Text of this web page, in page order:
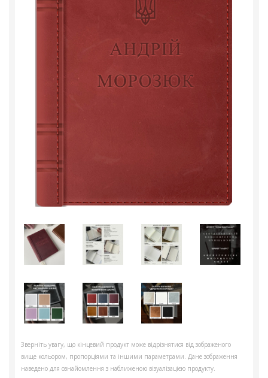
Зверніть увагу, що кінцевий продукт може відрізнятися від зображеного
вище кольором, пропорціями та іншими параметрами. Дане зображення
наведено для ознайомлення з наближеною візуалізацією продукту.